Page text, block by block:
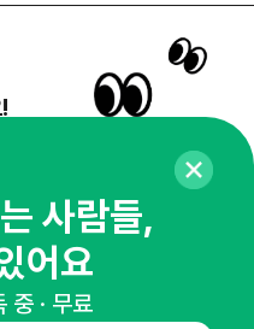
사람들,
어요
중 · 무료